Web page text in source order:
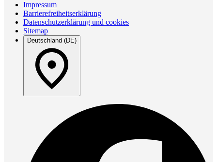
Impressum
Barrierefreiheitserklärung
Datenschutzerklärung und cookies
Sitemap
Deutschland (DE)